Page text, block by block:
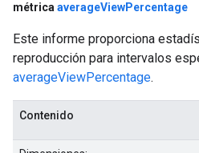
métrica averageViewPercentage
Este informe proporciona
reproducción para intervalos
averageViewPercentage.
Contenido